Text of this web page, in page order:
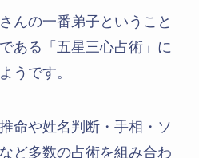
んの一番弟子ということ
ある「五星三心占術」に
うです。
命や姓名判断・手相・ソ
ど多数の占術を組み合わ